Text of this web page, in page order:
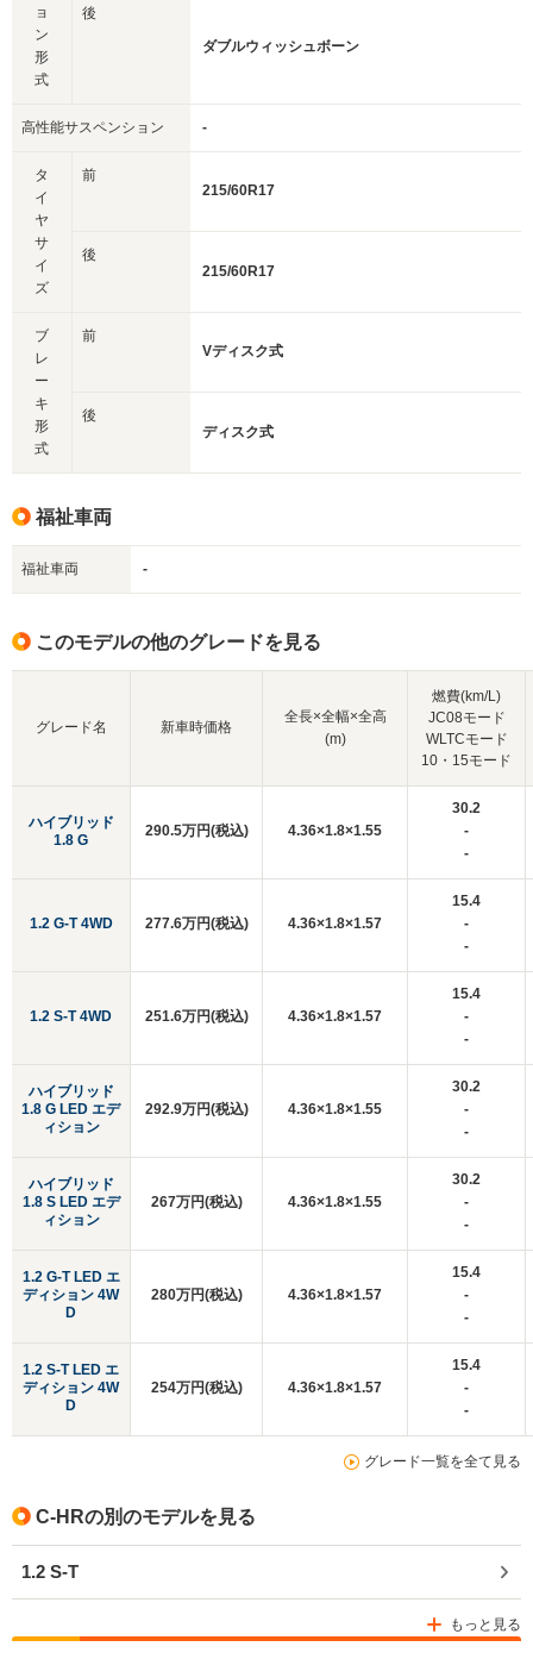
ョ
ン
形
式
後
ダブルウィッシュボーン
高性能サスペンション -
タ
イ
ヤ
サ
イ
ズ
前
215/60R17
後
215/60R17
ブ
レ
ー
キ
形
式
前
Vディスク式
後
ディスク式
福祉車両
福祉車両 -
このモデルの他のグレードを見る
グレード名
ハイブリッド
1.8 G
1.2 G-T 4WD
1.2 S-T 4WD
ハイブリッド
1.8 G LED エデ
ィション
ハイブリッド
1.8 S LED エデ
ィション
1.2 G-T LED エ
ディション 4W
D
1.2 S-T LED エ
ディション 4W
D
新車時価格
全長×全幅×全高
(m)
燃費(km/L)
JC08モード
WLTCモード
10・15モード
290.5万円(税込) 4.36×1.8×1.55
30.2
-
-
277.6万円(税込) 4.36×1.8×1.57
15.4
-
-
251.6万円(税込) 4.36×1.8×1.57
15.4
-
-
292.9万円(税込) 4.36×1.8×1.55
30.2
-
-
267万円(税込) 4.36×1.8×1.55
30.2
-
-
280万円(税込) 4.36×1.8×1.57
15.4
-
-
254万円(税込) 4.36×1.8×1.57
15.4
-
-
グレード一覧を全て見る
C-HRの別のモデルを見る
1.2 S-T
もっと見る